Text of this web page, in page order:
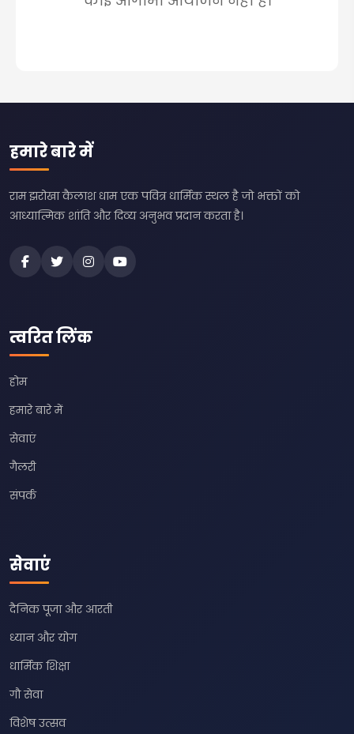
हमारे बारे में
राम झरोखा कैलाश धाम एक पवित्र धार्मिक स्थल है जो भक्तों को
आध्यात्मिक शांति और दिव्य अनुभव प्रदान करता है।
त्वरित लिंक
होम
हमारे बारे में
सेवाएं
गैलरी
संपर्क
सेवाएं
दैनिक पूजा और आरती
ध्यान और योग
धार्मिक शिक्षा
गौ सेवा
विशेष उत्सव